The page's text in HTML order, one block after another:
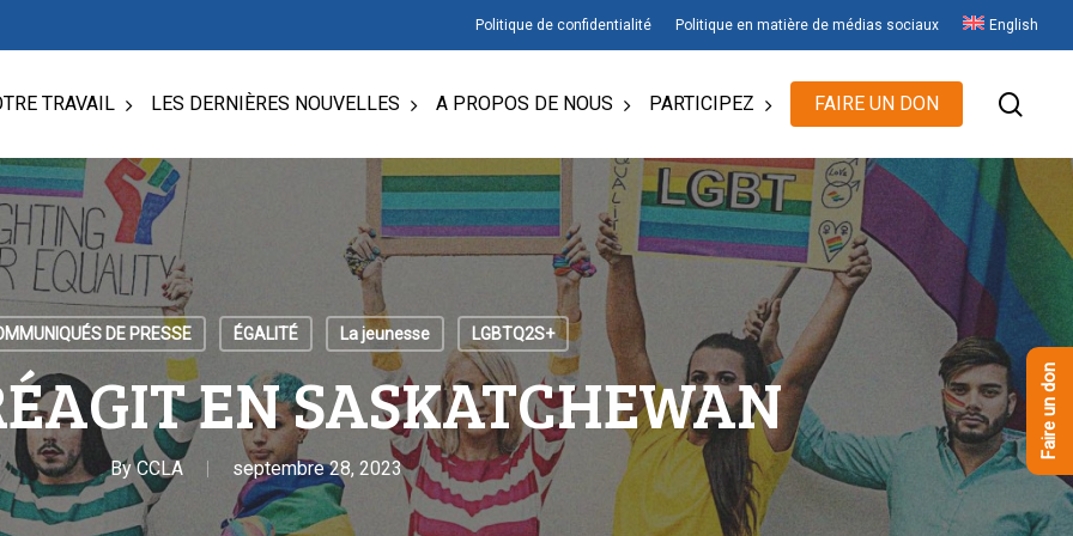
Politique de confidentialité Politique en matière de médias sociaux English
TRAVAIL LES DERNIÈRES NOUVELLES A PROPOS DE NOUS PARTICIPEZ FAIRE UN DON
DE PRESSE ÉGALITÉ La jeunesse LGBTQ2S+
EN SASKATCHEWAN
By CCLA septembre 28, 2023
Faire un don